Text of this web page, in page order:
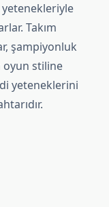
Takım
şampiyonluk
oyun stiline
yeteneklerini